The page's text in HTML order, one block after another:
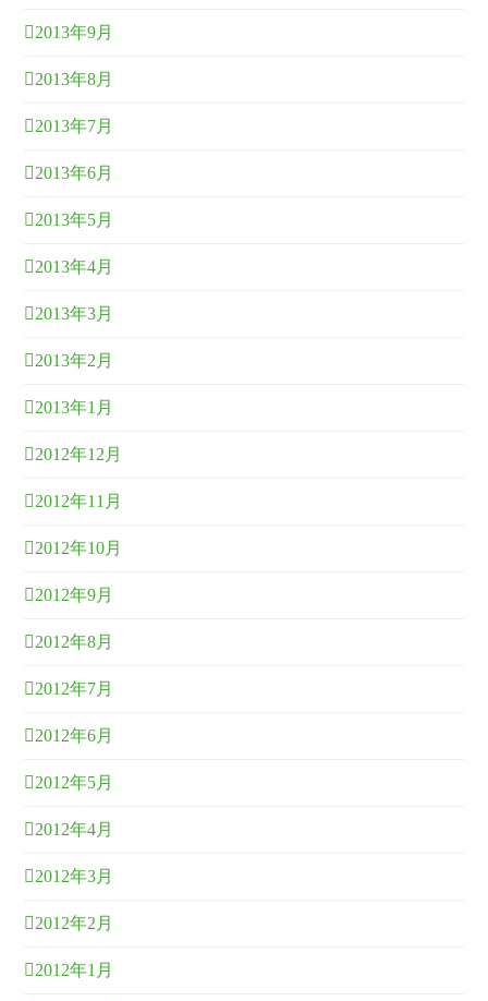
2013年9月
2013年8月
2013年7月
2013年6月
2013年5月
2013年4月
2013年3月
2013年2月
2013年1月
2012年12月
2012年11月
2012年10月
2012年9月
2012年8月
2012年7月
2012年6月
2012年5月
2012年4月
2012年3月
2012年2月
2012年1月